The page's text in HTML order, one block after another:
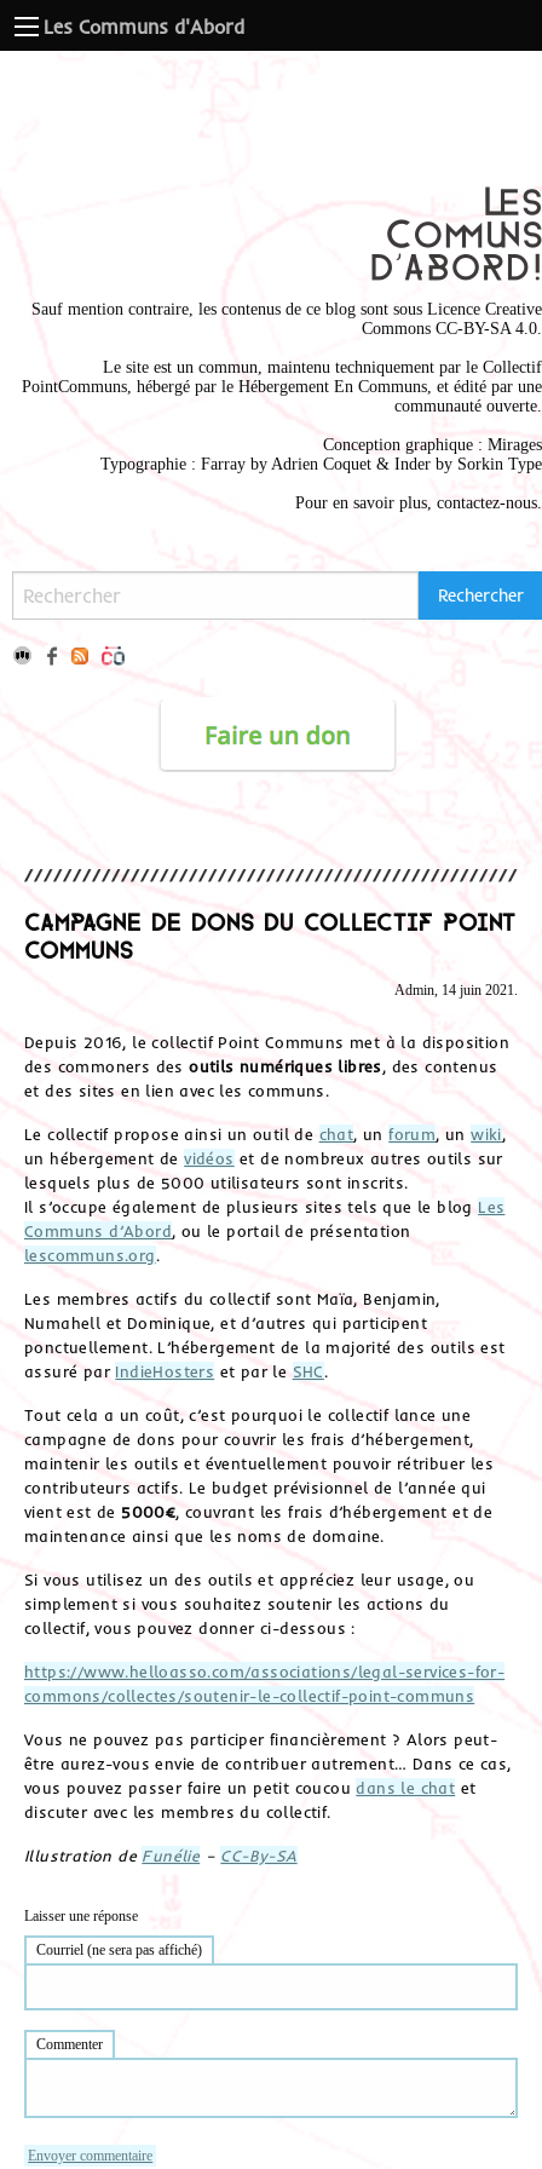
Les Communs d'Abord
Sauf mention contraire, les contenus de ce blog sont sous Licence Creative
Commons CC-BY-SA 4.0
Le site est un commun, maintenu techniquement par le Collectif
PointCommuns , hébergé par le Hébergement En Communs , et édité par une
communauté ouverte.
Conception graphique : Mirages
Typographie : Farray by Adrien Coquet & Inder by Sorkin Type
Pour en savoir plus, contactez-nous
Campagne de dons du Collectif Point
Communs
Admin, 14 juin 2021.
Depuis 2016, le collectif Point Communs met à la disposition
des commoners desoutils numériques libres, des contenus
et des sites en lien avec les communs.
Le collectif propose ainsi un outil de chat, unforum, unwiki,
un hébergement devidéos et de nombreux autres outils sur
lesquels plus de 5000 utilisateurs sont inscrits.
Il s’occupe également de plusieurs sites tels que le blog Les
Communs d’Abord, ou le portail de présentation
lescommuns.org.
Les membres actifs du collectif sont Maïa, Benjamin,
Numahell et Dominique, et d’autres qui participent
ponctuellement. L’hébergement de la majorité des outils est
assuré par IndieHosters et par le SHC.
Tout cela a un coût, c’est pourquoi le collectif lance une
campagne de dons pour couvrir les frais d’hébergement,
maintenir les outils et éventuellement pouvoir rétribuer les
contributeurs actifs. Le budget prévisionnel de l’année qui
vient est de 5000€, couvrant les frais d’hébergement et de
maintenance ainsi que les noms de domaine.
Si vous utilisez un des outils et appréciez leur usage, ou
simplement si vous souhaitez soutenir les actions du
collectif, vous pouvez donner ci-dessous :
https://www.helloasso.com/associations/legal-services-for-
commons/collectes/soutenir-le-collectif-point-communs
Vous ne pouvez pas participer financièrement ? Alors peut-
être aurez-vous envie de contribuer autrement… Dans ce cas,
vous pouvez passer faire un petit coucoudans le chat et
discuter avec les membres du collectif.
Illustration de Funélie – CC-By-SA
Laisser une réponse
Courriel (ne sera pas affiché)
Commenter